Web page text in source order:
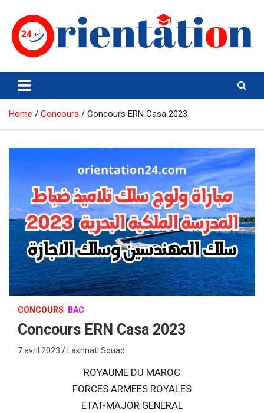
content
Orientation24
Emploi et Orientation au Maroc
Home Concours Concours ERN Casa 2023
CONCOURS BAC
Concours ERN Casa 2023
7 avril 2023 Lakhnati Souad
ROYAUME DU MAROC
FORCES ARMEES ROYALES
ETAT-MAJOR GENERAL